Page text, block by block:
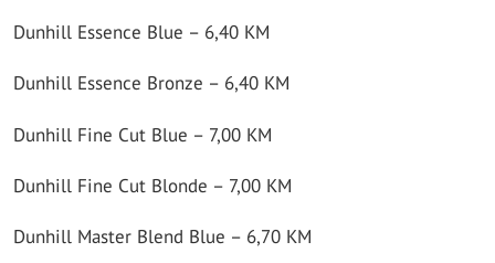
Dunhill Essence Blue – 6,40 KM
Dunhill Essence Bronze – 6,40 KM
Dunhill Fine Cut Blue – 7,00 KM
Dunhill Fine Cut Blonde – 7,00 KM
Dunhill Master Blend Blue – 6,70 KM